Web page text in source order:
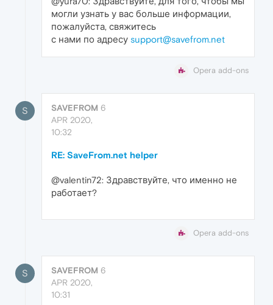
могли узнать у вас больше информации,
пожалуйста, свяжитесь
с нами по адресу support@savefrom.net
Opera add-ons
S SAVEFROM 6
APR 2020,
10:32
RE: SaveFrom.net helper
@valentin72: Здравствуйте, что именно не
работает?
Opera add-ons
S SAVEFROM 6
APR 2020,
10:31